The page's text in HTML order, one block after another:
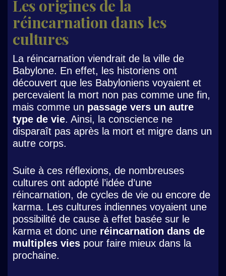
Les origines de la
réincarnation dans les
cultures
La réincarnation viendrait de la ville de
Babylone. En effet, les historiens ont
découvert que les Babyloniens voyaient et
percevaient la mort non pas comme une fin,
mais comme un passage vers un autre
type de vie. Ainsi, la conscience ne
disparaît pas après la mort et migre dans un
autre corps.
Suite à ces réflexions, de nombreuses
cultures ont adopté l’idée d’une
réincarnation, de cycles de vie ou encore de
karma. Les cultures indiennes voyaient une
possibilité de cause à effet basée sur le
karma et donc une réincarnation dans de
multiples vies pour faire mieux dans la
prochaine.